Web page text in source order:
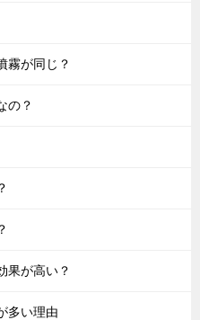
霧が同じ？
の？
果が高い？
多い理由